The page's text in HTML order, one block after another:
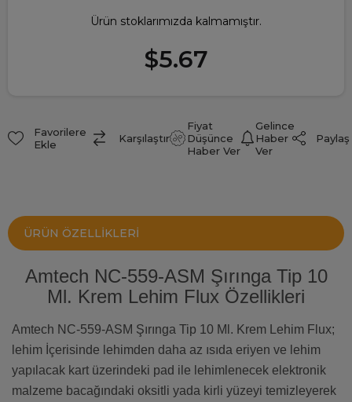
Ürün stoklarımızda kalmamıştır.
$5.67
Favorilere
Ekle
Karşılaştır
Fiyat
Düşünce
Haber Ver
Gelince
Haber
Ver
Paylaş
ÜRÜN ÖZELLIKLERI
Amtech NC-559-ASM Şırınga Tip 10
Ml. Krem Lehim Flux Özellikleri
Amtech NC-559-ASM Şırınga Tip 10 Ml. Krem Lehim Flux;
lehim İçerisinde lehimden daha az ısıda eriyen ve lehim
yapılacak kart üzerindeki pad ile lehimlenecek elektronik
malzeme bacağındaki oksitli yada kirli yüzeyi temizleyerek